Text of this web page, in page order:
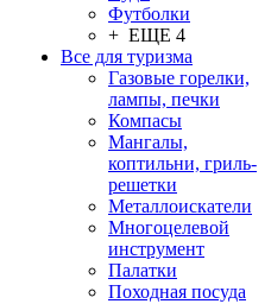
Футболки
+ ЕЩЕ 4
Все для туризма
Газовые горелки,
лампы, печки
Компасы
Мангалы,
коптильни, гриль-
решетки
Металлоискатели
Многоцелевой
инструмент
Палатки
Походная посуда